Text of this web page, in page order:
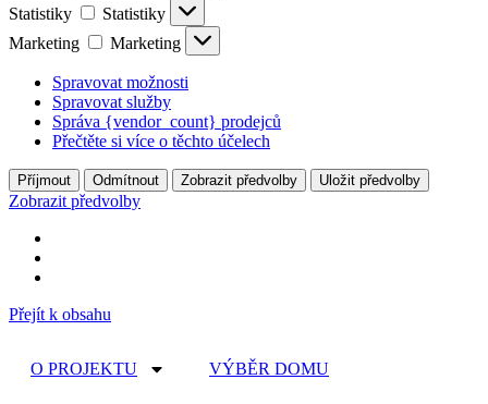
Statistiky
Statistiky
Marketing
Marketing
Spravovat možnosti
Spravovat služby
Správa {vendor_count} prodejců
Přečtěte si více o těchto účelech
Příjmout Odmítnout Zobrazit předvolby Uložit předvolby
Zobrazit předvolby
Přejít k obsahu
O PROJEKTU VÝBĚR DOMU